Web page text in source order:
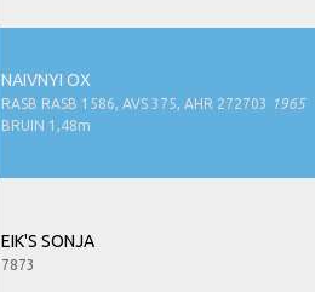
NAIVNYI OX
RASB RASB 1586, AVS 375, AHR 272703
1965
BRUIN 1,48m
EIK'S SONJA
7873